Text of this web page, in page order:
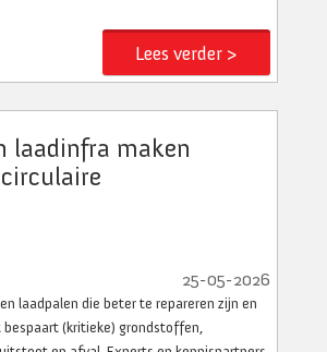
Lees verder >
laadinfra maken
25-05-2026
laadpalen die beter te repareren zijn en
bespaart (kritieke) grondstoffen,